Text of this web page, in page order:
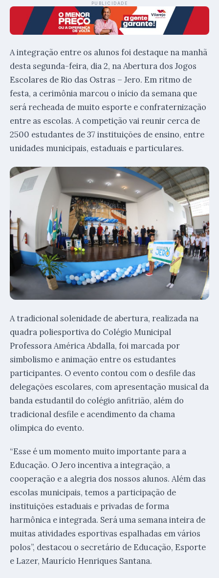
PUBLICIDADE
A integração entre os alunos foi destaque na manhã
desta segunda-feira, dia 2, na Abertura dos Jogos
Escolares de Rio das Ostras – Jero. Em ritmo de
festa, a cerimônia marcou o início da semana que
será recheada de muito esporte e confraternização
entre as escolas. A competição vai reunir cerca de
2500 estudantes de 37 instituições de ensino, entre
unidades municipais, estaduais e particulares.
A tradicional solenidade de abertura, realizada na
quadra poliesportiva do Colégio Municipal
Professora América Abdalla, foi marcada por
simbolismo e animação entre os estudantes
participantes. O evento contou com o desfile das
delegações escolares, com apresentação musical da
banda estudantil do colégio anfitrião, além do
tradicional desfile e acendimento da chama
olímpica do evento.
“Esse é um momento muito importante para a
Educação. O Jero incentiva a integração, a
cooperação e a alegria dos nossos alunos. Além das
escolas municipais, temos a participação de
instituições estaduais e privadas de forma
harmônica e integrada. Será uma semana inteira de
muitas atividades esportivas espalhadas em vários
polos”, destacou o secretário de Educação, Esporte
e Lazer, Maurício Henriques Santana.